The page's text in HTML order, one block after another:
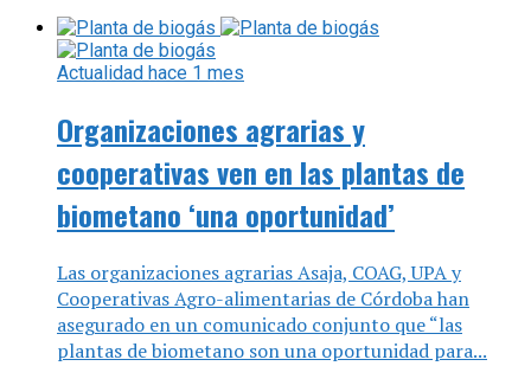
Actualidad hace 1 mes
Organizaciones agrarias y
cooperativas ven en las plantas de
biometano ‘una oportunidad’
Las organizaciones agrarias Asaja, COAG, UPA y
Cooperativas Agro-alimentarias de Córdoba han
asegurado en un comunicado conjunto que “las
plantas de biometano son una oportunidad para...